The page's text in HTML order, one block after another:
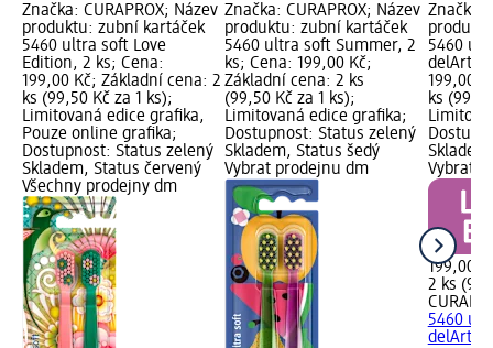
Značka: CURAPROX; Název
produktu: zubní kartáček
5460 ultra soft Love
Edition, 2 ks; Cena:
199,00 Kč; Základní cena: 2
ks (99,50 Kč za 1 ks);
Limitovaná edice grafika,
Pouze online grafika;
Dostupnost: Status zelený
Skladem, Status červený
Všechny prodejny dm
Značka: CURAPROX; Název
produktu: zubní kartáček
5460 ultra soft Summer, 2
ks; Cena: 199,00 Kč;
Základní cena: 2 ks
(99,50 Kč za 1 ks);
Limitovaná edice grafika;
Dostupnost: Status zelený
Skladem, Status šedý
Vybrat prodejnu dm
Značka:
5460
delArte,
199,00
ks
Vybrat
199,00
2 ks
5460
delArte,